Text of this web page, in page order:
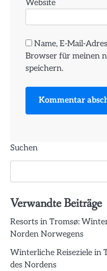
Website
Name, E-Mail-
Browser für meinen
speichern.
Suchen
Verwandte Beiträge
Resorts in Tromsø:
Norden Norwegens
Winterliche Reiseziele in
des Nordens